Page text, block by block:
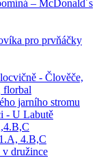
– McDonald´s
pro prvňáčky
- Člověče,
florbal
jarního stromu
- U Labutě
4.B,C
v družince